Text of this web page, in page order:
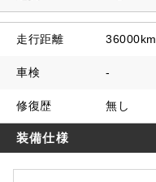
走行距離 36000km
車検 -
修復歴 無し
装備仕様